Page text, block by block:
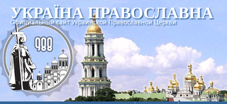
УКРАЇНА ПРАВОСЛАВНА
Официальный сайт Украинской Православной Церкви